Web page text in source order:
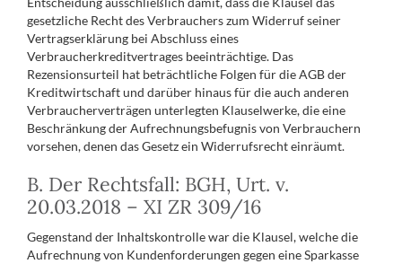
gesetzliche Recht des Verbrauchers zum Widerruf seiner
Vertragserklärung bei Abschluss eines
Verbraucherkreditvertrages beeinträchtige. Das
Rezensionsurteil hat beträchtliche Folgen für die AGB der
Kreditwirtschaft und darüber hinaus für die auch anderen
Verbraucherverträgen unterlegten Klauselwerke, die eine
Beschränkung der Aufrechnungsbefugnis von Verbrauchern
vorsehen, denen das Gesetz ein Widerrufsrecht einräumt.
B. Der Rechtsfall: BGH, Urt. v.
20.03.2018 – XI ZR 309/16
Gegenstand der Inhaltskontrolle war die Klausel, welche die
Aufrechnung von Kundenforderungen gegen eine Sparkasse